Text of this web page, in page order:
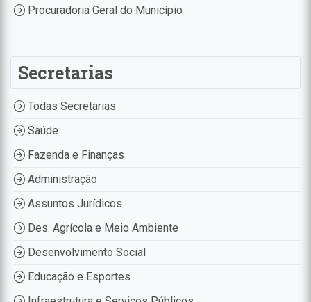
Procuradoria Geral do Município
Secretarias
Todas Secretarias
Saúde
Fazenda e Finanças
Administração
Assuntos Jurídicos
Des. Agrícola e Meio Ambiente
Desenvolvimento Social
Educação e Esportes